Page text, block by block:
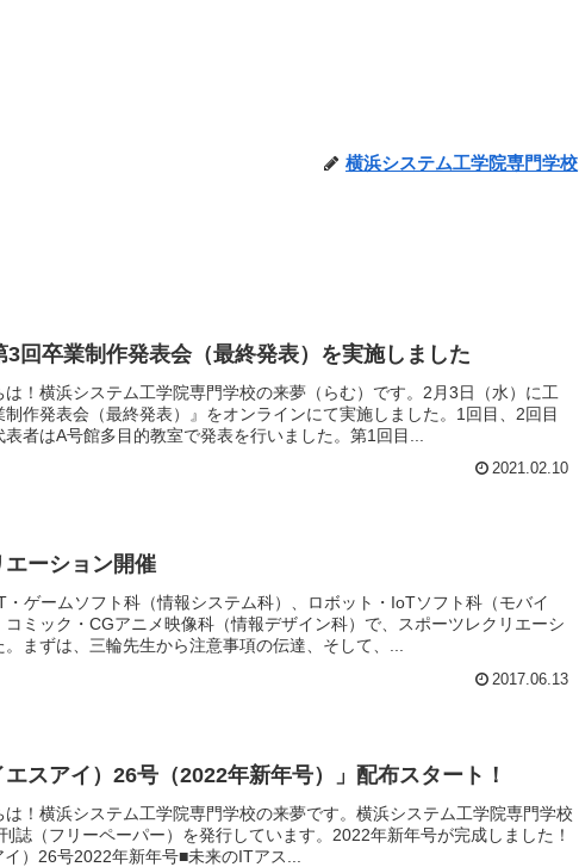
横浜システム工学院専門学校
3回卒業制作発表会（最終発表）を実施しました
！横浜システム工学院専門学校の来夢（らむ）です。2月3日（水）に工
作発表会（最終発表）』をオンラインにて実施しました。1回目、2回目
者はA号館多目的教室で発表を行いました。第1回目...
2021.02.10
ーション開催
ゲームソフト科（情報システム科）、ロボット・IoTソフト科（モバイ
コミック・CGアニメ映像科（情報デザイン科）で、スポーツレクリエーシ
。まずは、三輪先生から注意事項の伝達、そして、...
2017.06.13
エスアイ）26号（2022年新年号）」配布スタート！
！横浜システム工学院専門学校の来夢です。横浜システム工学院専門学校
誌（フリーペーパー）を発行しています。2022年新年号が完成しました！
）26号2022年新年号■未来のITアス...